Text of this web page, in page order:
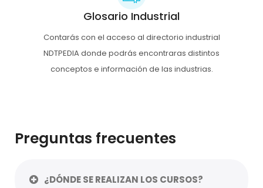
Glosario Industrial
Contarás con el acceso al directorio industrial
NDTPEDIA donde podrás encontraras distintos
conceptos e información de las industrias.
Preguntas frecuentes
¿DÓNDE SE REALIZAN LOS CURSOS?